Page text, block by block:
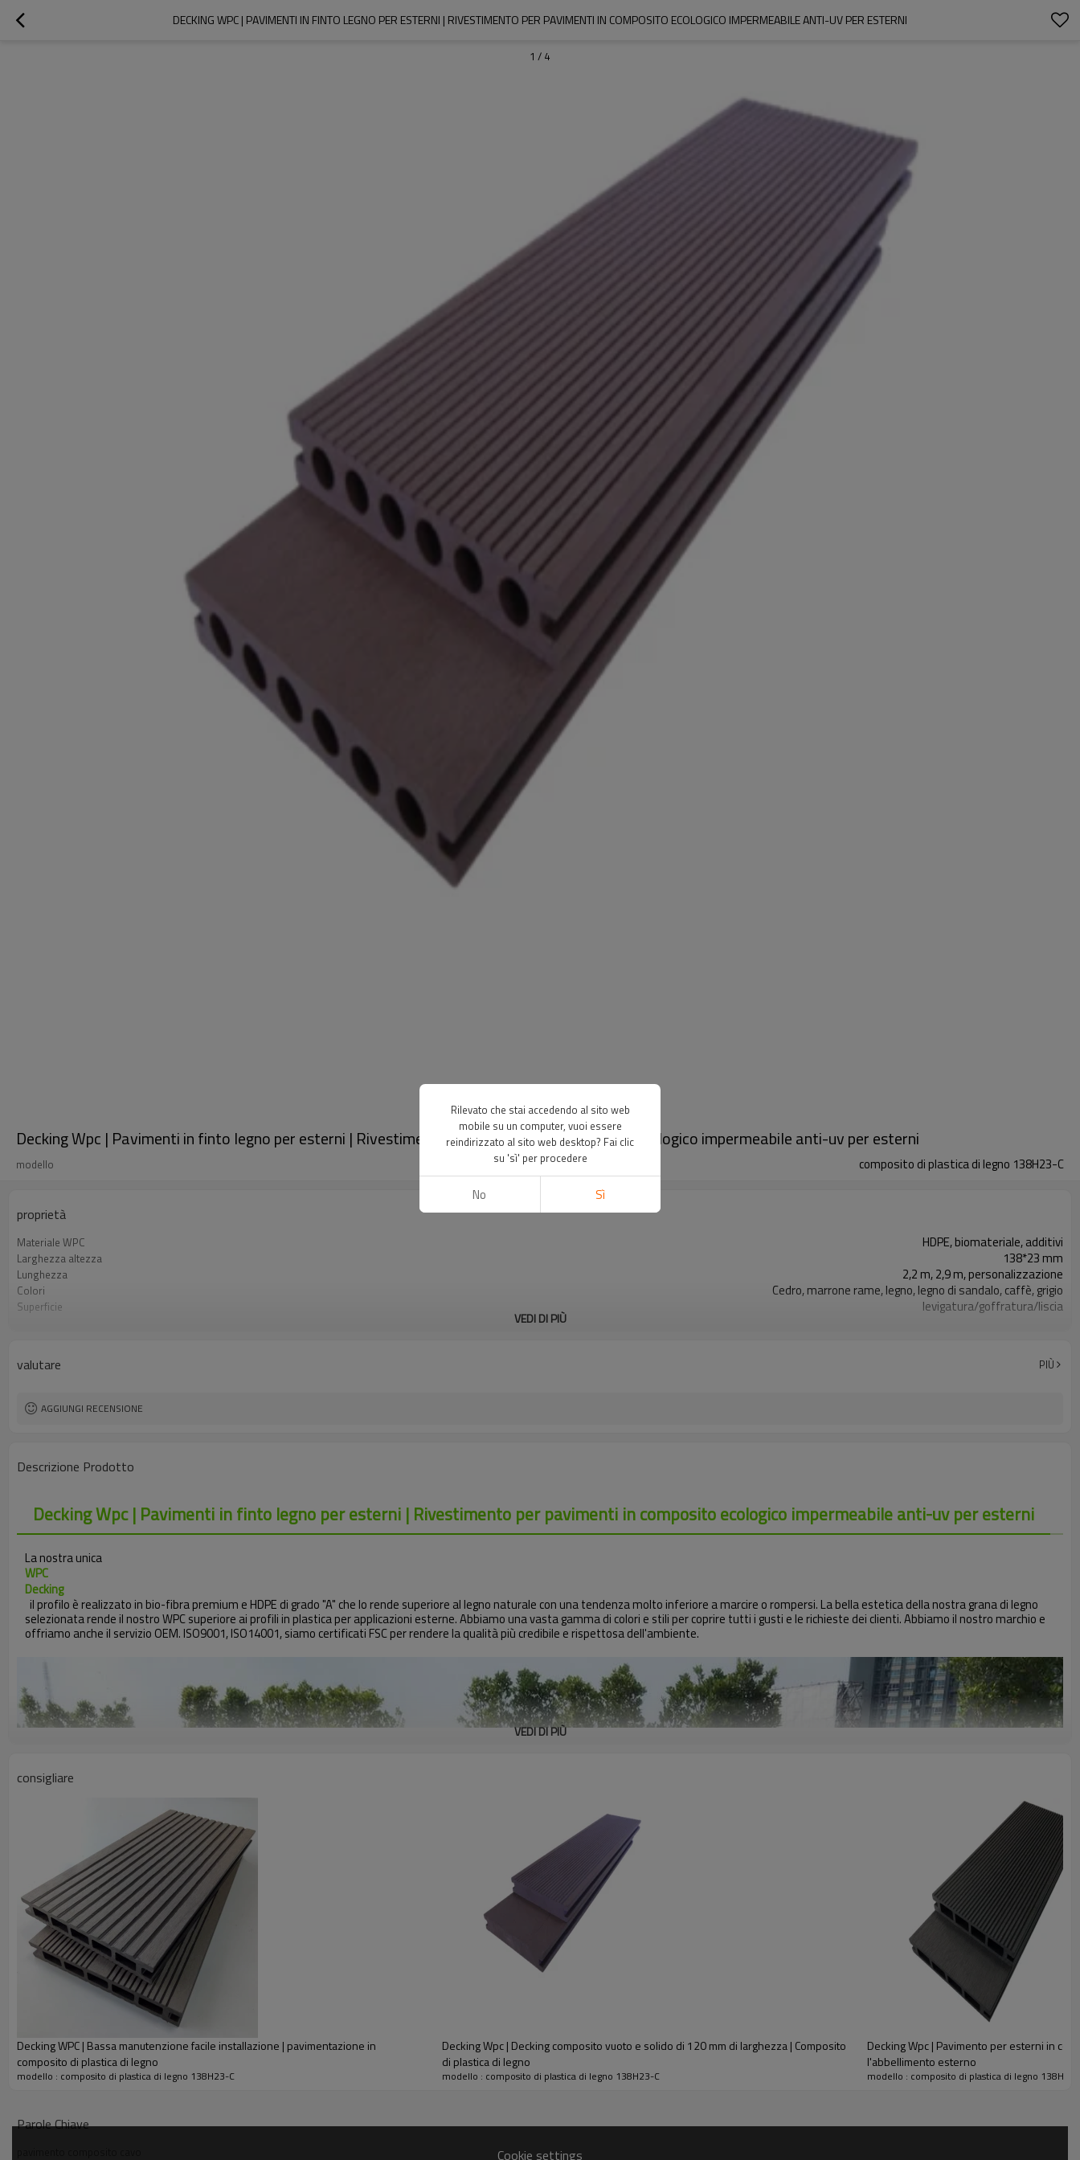
DECKING WPC | PAVIMENTI IN FINTO LEGNO PER ESTERNI | RIVESTIMENTO PER PAVIMENTI IN COMPOSITO ECOLOGICO IMPERMEABILE ANTI-UV PER ESTERNI
1 / 4
Decking Wpc | Pavimenti in finto legno per esterni | Rivestimento per pavimenti in composito ecologico impermeabile anti-uv per esterni
modello composito di plastica di legno 138H23-C
proprietà
Materiale WPC HDPE, biomateriale, additivi
Larghezza altezza 138*23 mm
Lunghezza 2,2 m, 2,9 m, personalizzazione
Colori Cedro, marrone rame, legno, legno di sandalo, caffè, grigio
Superficie levigatura/goffratura/liscia
Balcone, veranda, backyar, veranda, paesaggistica, ecc
Certificato ISO, CE, ROHS, PORTATA, INTERTEK, ASTM, FSC
VEDI DI PIÙ
valutare PIÙ
AGGIUNGI RECENSIONE
Descrizione Prodotto
Decking Wpc | Pavimenti in finto legno per esterni | Rivestimento per pavimenti in composito ecologico impermeabile anti-uv per esterni
La nostra unica
WPC
Decking
il profilo è realizzato in bio-fibra premium e HDPE di grado "A" che lo rende superiore al legno naturale con una tendenza molto inferiore a marcire o rompersi. La bella estetica della nostra grana di legno
selezionata rende il nostro WPC superiore ai profili in plastica per applicazioni esterne. Abbiamo una vasta gamma di colori e stili per coprire tutti i gusti e le richieste dei clienti. Abbiamo il nostro marchio e
offriamo anche il servizio OEM. ISO9001, ISO14001, siamo certificati FSC per rendere la qualità più credibile e rispettosa dell'ambiente.
VEDI DI PIÙ
consigliare
Decking WPC | Bassa manutenzione facile installazione | pavimentazione in
composito di plastica di legno
modello : composito di plastica di legno 138H23-C
Decking Wpc | Decking composito vuoto e solido di 120 mm di larghezza | Composito
di plastica di legno
modello : composito di plastica di legno 138H23-C
Decking Wpc | Pavimento per esterni in
l'abbellimento esterno
modello : composito di plastica di legno 138H23-
Parole Chiave
Cookie settings
Rilevato che stai accedendo al sito web
mobile su un computer, vuoi essere
reindirizzato al sito web desktop? Fai clic
su 'sì' per procedere
No Sì